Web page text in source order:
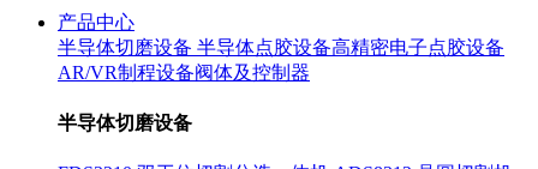
产品中心
半导体切磨设备 半导体点胶设备高精密电子点胶设备
AR/VR制程设备阀体及控制器
半导体切磨设备